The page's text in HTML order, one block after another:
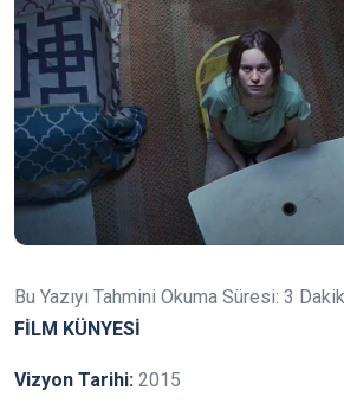
Bu Yazıyı Tahmini Okuma Süresi: 3
FİLM KÜNYESİ
Vizyon Tarihi: 2015